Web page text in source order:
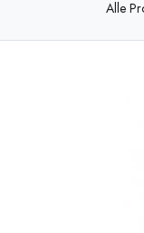
Alle